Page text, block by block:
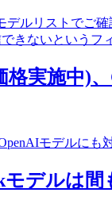
デルリストで
ないというフ
実施中)
モデルにも
モデルは